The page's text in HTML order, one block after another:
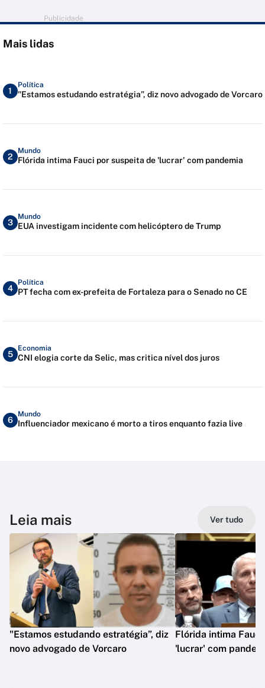
Publicidade
Mais lidas
1
Política
"Estamos estudando estratégia”, diz novo advogado de Vorcaro
2
Mundo
Flórida intima Fauci por suspeita de 'lucrar' com pandemia
3
Mundo
EUA investigam incidente com helicóptero de Trump
4
Política
PT fecha com ex-prefeita de Fortaleza para o Senado no CE
5
Economia
CNI elogia corte da Selic, mas critica nível dos juros
6
Mundo
Influenciador mexicano é morto a tiros enquanto fazia live
Leia mais Ver tudo
"Estamos estudando estratégia”, diz
novo advogado de Vorcaro
Flórida intima
'lucrar' com